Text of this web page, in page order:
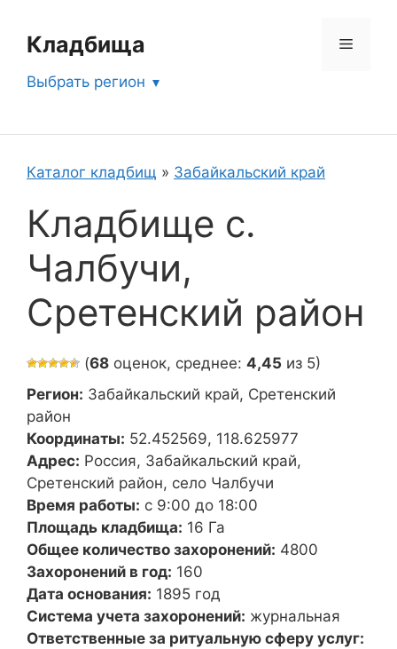
содержимому
Кладбища Меню
Выбрать регион
Каталог кладбищ » Забайкальский край
Кладбище с.
Чалбучи,
Сретенский район
(68 оценок, среднее: 4,45 из 5)
Регион: Забайкальский край, Сретенский
район
Координаты: 52.452569, 118.625977
Адрес: Россия, Забайкальский край,
Сретенский район, село Чалбучи
Время работы: с 9:00 до 18:00
Площадь кладбища: 16 Га
Общее количество захоронений: 4800
Захоронений в год: 160
Дата основания: 1895 год
Система учета захоронений: журнальная
Ответственные за ритуальную сферу услуг: